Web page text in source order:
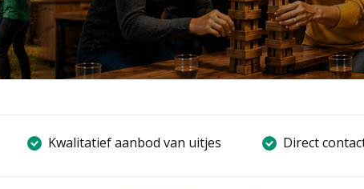
Kwalitatief aanbod van uitjes Direct